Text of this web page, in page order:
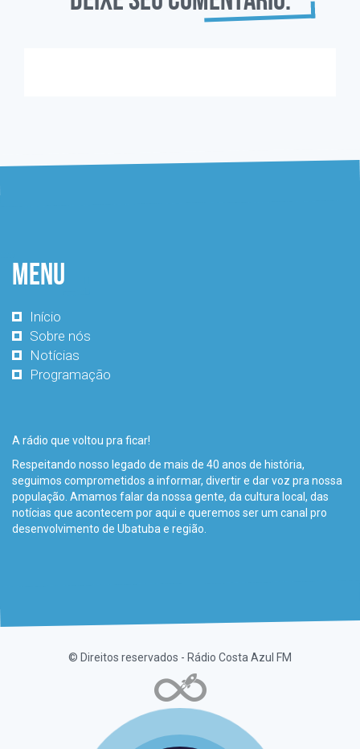
Menu
Início
Sobre nós
Notícias
Programação
A rádio que voltou pra ficar!
Respeitando nosso legado de mais de 40 anos de história,
seguimos comprometidos a informar, divertir e dar voz pra nossa
população. Amamos falar da nossa gente, da cultura local, das
notícias que acontecem por aqui e queremos ser um canal pro
desenvolvimento de Ubatuba e região.
© Direitos reservados - Rádio Costa Azul FM